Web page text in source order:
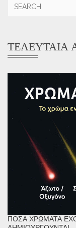
ΤΕΛΕΥΤΑΊΑ
ΠΌΣΑ ΧΡΏΜΑΤΑ